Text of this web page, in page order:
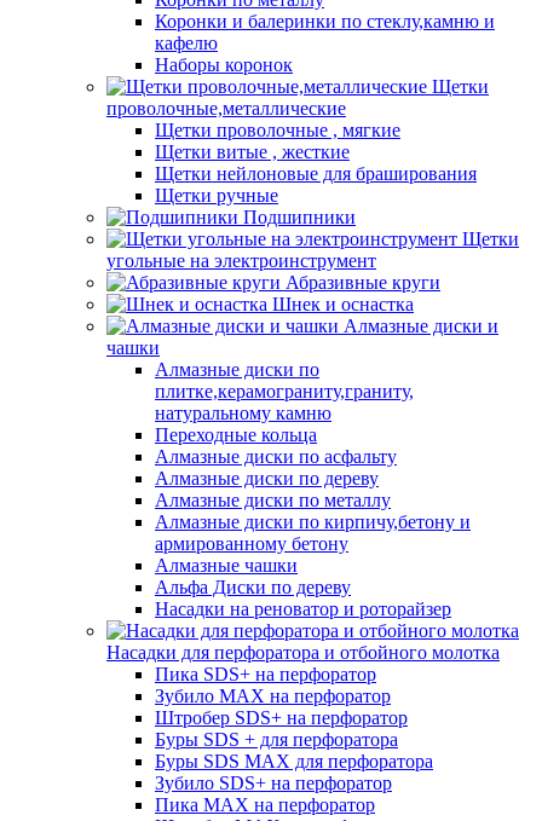
Коронки и балеринки по стеклу,камню и
кафелю
Наборы коронок
Щетки
проволочные,металлические
Щетки проволочные , мягкие
Щетки витые , жесткие
Щетки нейлоновые для браширования
Щетки ручные
Подшипники
Щетки
угольные на электроинструмент
Абразивные круги
Шнек и оснастка
Алмазные диски и
чашки
Алмазные диски по
плитке,керамограниту,граниту,
натуральному камню
Переходные кольца
Алмазные диски по асфальту
Алмазные диски по дереву
Алмазные диски по металлу
Алмазные диски по кирпичу,бетону и
армированному бетону
Алмазные чашки
Альфа Диски по дереву
Насадки на реноватор и роторайзер
Насадки для перфоратора и отбойного молотка
Пика SDS+ на перфоратор
Зубило MAX на перфоратор
Штробер SDS+ на перфоратор
Буры SDS + для перфоратора
Буры SDS MAX для перфоратора
Зубило SDS+ на перфоратор
Пика MAX на перфоратор